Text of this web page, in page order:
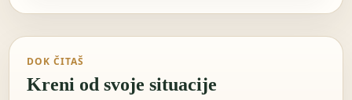
DOK ČITAŠ
Kreni od svoje situacije